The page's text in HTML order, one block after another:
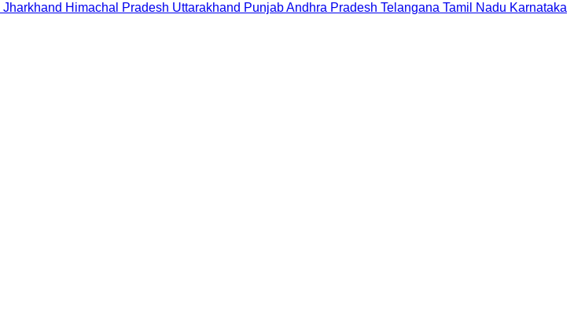
Jharkhand Himachal Pradesh Uttarakhand PunjabAndhra Pradesh Telangana Tamil Nadu Karnataka